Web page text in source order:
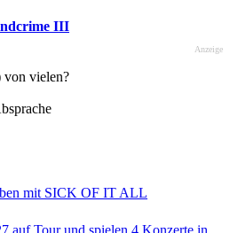
III
Anzeige
von vielen?
mit SICK OF IT ALL